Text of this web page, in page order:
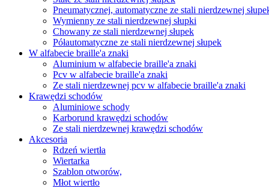
Pneumatycznej, automatyczne ze stali nierdzewnej
Wymienny ze stali nierdzewnej słupki
Chowany ze stali nierdzewnej słupek
Półautomatyczne ze stali nierdzewnej słupek
W alfabecie braille'a znaki
Aluminium w alfabecie braille'a znaki
Pcv w alfabecie braille'a znaki
Ze stali nierdzewnej pcv w alfabecie braille'a znaki
Krawędzi schodów
Aluminiowe schody
Karborund krawędzi schodów
Ze stali nierdzewnej krawędzi schodów
Akcesoria
Rdzeń wiertła
Wiertarka
Szablon otworów,
Młot wiertło